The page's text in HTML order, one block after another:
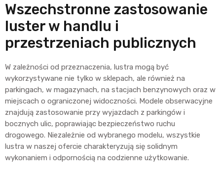
Wszechstronne zastosowanie
luster w handlu i
przestrzeniach publicznych
W zależności od przeznaczenia, lustra mogą być
wykorzystywane nie tylko w sklepach, ale również na
parkingach, w magazynach, na stacjach benzynowych oraz w
miejscach o ograniczonej widoczności. Modele obserwacyjne
znajdują zastosowanie przy wyjazdach z parkingów i
bocznych ulic, poprawiając bezpieczeństwo ruchu
drogowego. Niezależnie od wybranego modelu, wszystkie
lustra w naszej ofercie charakteryzują się solidnym
wykonaniem i odpornością na codzienne użytkowanie.